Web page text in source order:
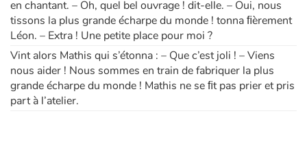
en chantant. – Oh, quel bel ouvrage ! dit-elle. – Oui, nous
tissons la plus grande écharpe du monde ! tonna ﬁèrement
Léon. – Extra ! Une petite place pour moi ?
Vint alors Mathis qui s’étonna : – Que c’est joli ! – Viens
nous aider ! Nous sommes en train de fabriquer la plus
grande écharpe du monde ! Mathis ne se ﬁt pas prier et pris
part à l’atelier.